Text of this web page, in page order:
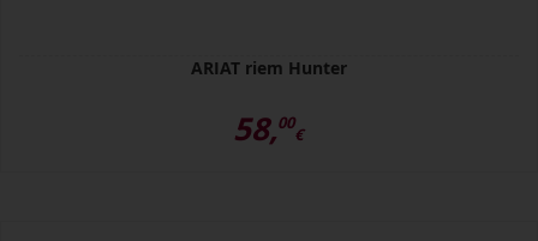
ARIAT riem Hunter
58,00
€